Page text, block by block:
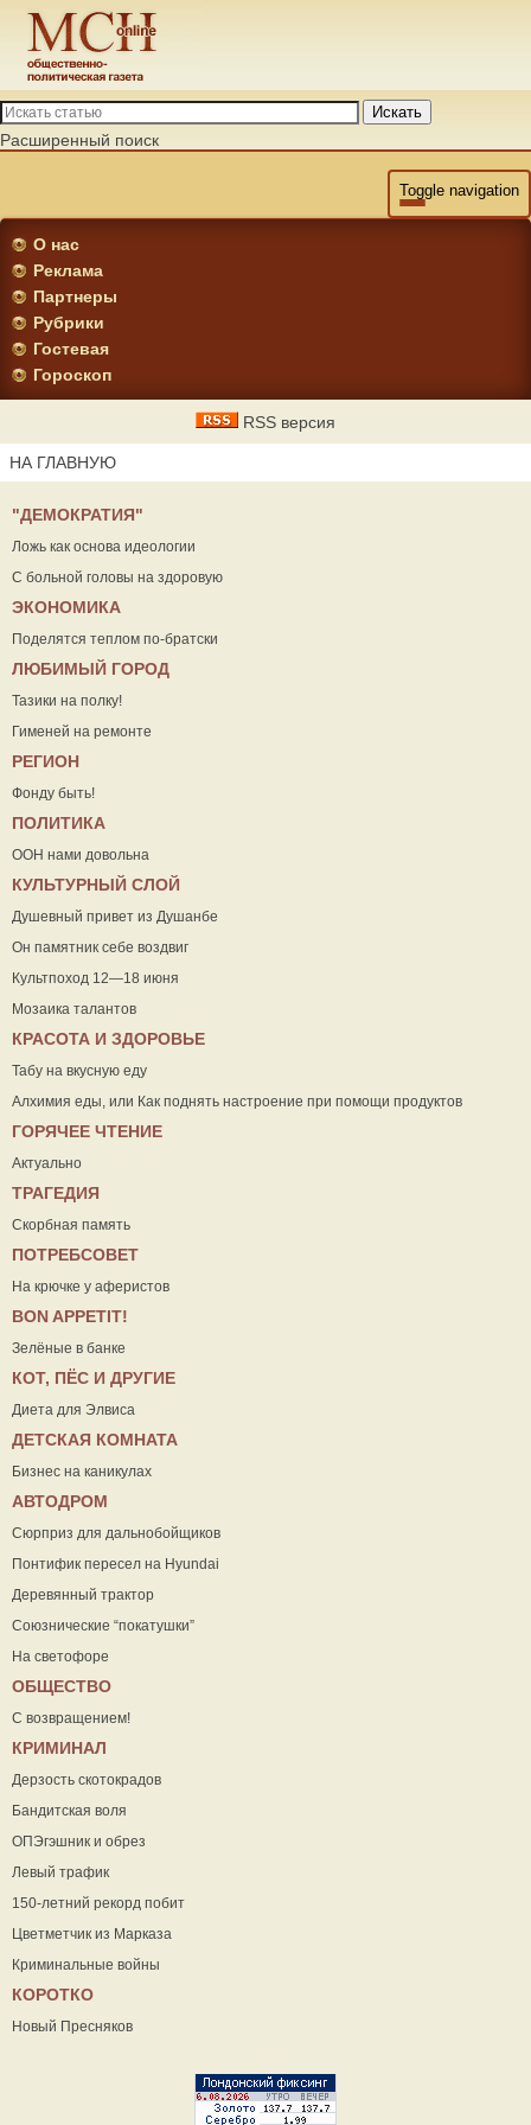
Искать
Расширенный поиск
Toggle navigation
О нас
Реклама
Партнеры
Рубрики
Гостевая
Гороскоп
RSS версия
НА ГЛАВНУЮ
"ДЕМОКРАТИЯ"
Ложь как основа идеологии
С больной головы на здоровую
ЭКОНОМИКА
Поделятся теплом по-братски
ЛЮБИМЫЙ ГОРОД
Тазики на полку!
Гименей на ремонте
РЕГИОН
Фонду быть!
ПОЛИТИКА
ООН нами довольна
КУЛЬТУРНЫЙ СЛОЙ
Душевный привет из Душанбе
Он памятник себе воздвиг
Культпоход 12—18 июня
Мозаика талантов
КРАСОТА И ЗДОРОВЬЕ
Табу на вкусную еду
Алхимия еды, или Как поднять настроение при помощи продуктов
ГОРЯЧЕЕ ЧТЕНИЕ
Актуально
ТРАГЕДИЯ
Скорбная память
ПОТРЕБСОВЕТ
На крючке у аферистов
ВON APPETIT!
Зелёные в банке
КОТ, ПЁС И ДРУГИЕ
Диета для Элвиса
ДЕТСКАЯ КОМНАТА
Бизнес на каникулах
АВТОДРОМ
Сюрприз для дальнобойщиков
Понтифик пересел на Hyundai
Деревянный трактор
Союзнические “покатушки”
На светофоре
ОБЩЕСТВО
С возвращением!
КРИМИНАЛ
Дерзость скотокрадов
Бандитская воля
ОПЭгэшник и обрез
Левый трафик
150-летний рекорд побит
Цветметчик из Марказа
Криминальные войны
КОРОТКО
Новый Пресняков